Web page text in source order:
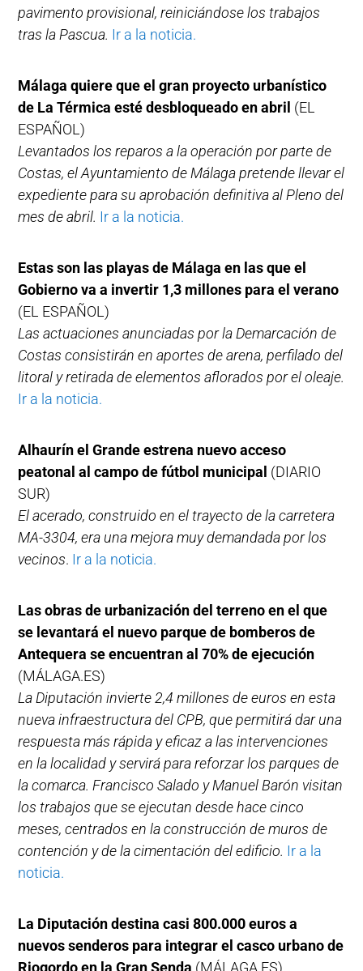
pavimento provisional, reiniciándose los trabajos
tras la Pascua. Ir a la noticia.
Málaga quiere que el gran proyecto urbanístico
de La Térmica esté desbloqueado en abril (EL
ESPAÑOL)
Levantados los reparos a la operación por parte de
Costas, el Ayuntamiento de Málaga pretende llevar el
expediente para su aprobación definitiva al Pleno del
mes de abril. Ir a la noticia.
Estas son las playas de Málaga en las que el
Gobierno va a invertir 1,3 millones para el verano
(EL ESPAÑOL)
Las actuaciones anunciadas por la Demarcación de
Costas consistirán en aportes de arena, perfilado del
litoral y retirada de elementos aflorados por el oleaje.
Ir a la noticia.
Alhaurín el Grande estrena nuevo acceso
peatonal al campo de fútbol municipal (DIARIO
SUR)
El acerado, construido en el trayecto de la carretera
MA-3304, era una mejora muy demandada por los
vecinos. Ir a la noticia.
Las obras de urbanización del terreno en el que
se levantará el nuevo parque de bomberos de
Antequera se encuentran al 70% de ejecución
(MÁLAGA.ES)
La Diputación invierte 2,4 millones de euros en esta
nueva infraestructura del CPB, que permitirá dar una
respuesta más rápida y eficaz a las intervenciones
en la localidad y servirá para reforzar los parques de
la comarca. Francisco Salado y Manuel Barón visitan
los trabajos que se ejecutan desde hace cinco
meses, centrados en la construcción de muros de
contención y de la cimentación del edificio. Ir a la
noticia.
La Diputación destina casi 800.000 euros a
nuevos senderos para integrar el casco urbano de
Riogordo en la Gran Senda (MÁLAGA.ES)